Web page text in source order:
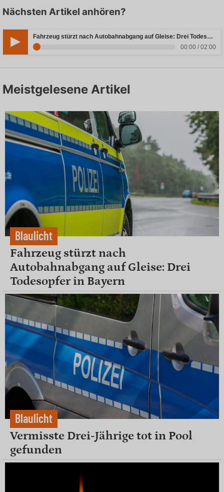
Nächsten Artikel anhören?
Fahrzeug stürzt nach Autobahnabgang auf Gleise: Drei Todesopfer in Bayern
00:00 / 02:00
Meistgelesene Artikel
Blaulicht
Fahrzeug stürzt nach
Autobahnabgang auf Gleise: Drei
Todesopfer in Bayern
Blaulicht
Vermisste Drei-Jährige tot in Pool
gefunden